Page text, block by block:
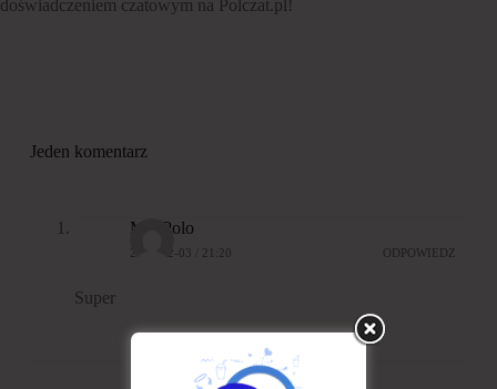
doświadczeniem czatowym na Polczat.pl!
Jeden komentarz
MaxPolo
2024-12-03 / 21:20 ODPOWIEDZ
Super